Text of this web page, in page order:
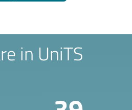
in UniTS